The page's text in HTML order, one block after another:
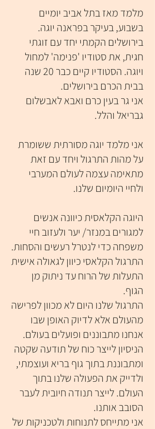
מלמד מאז בתל אביב יומיים
בשבוע, בעיקר בפראנה יוגה.
בירושלים הקמתי יחד עם זוגתי
חגית, את סטודיו 'פנימה' למחול
ויוגה. הסטודיו קיים כבר 20 שנה
בבית הכרם בירושלים.
אני גר בעין כרם ואבא לאבשלום
גבריאל והלל.
אני מלמד יוגה מסורתית ששומרת
על מהות התרגול ויחד עם זאת
מתאימה עצמה לעולם המערבי
ולחיי היומיום שלנו.
היוגה הקלאסית כיוונה אנשים
למגורים במנזר/ יער ולעזוב חיי
משפחה כדי לנטרל רעשים והסחות.
התרגול הקלאסי כיוון לגאולה אישית
התעלות של הרוח עד ניתוק מן
הגוף.
התרגול שלנו היום לא מכוון לפרישה
מהעולם אלא לדיוק האופן שבו
אנחנו מתבוננים ופועלים בעולם.
הניסיון לייצר כוח של תודעה שקטה
ומתבוננת בתוך גוף בריא ועוצמתי,
ולדייק את הפעולה שלנו בתוך
העולם. לייצר תנודה חיובית לעבר
הסובב אותנו.
אני מתייחס לתנוחות ולטכניקות של